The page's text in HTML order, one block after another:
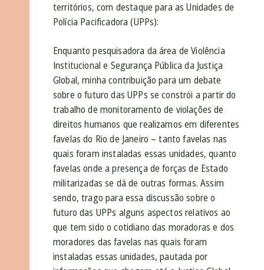
territórios, com destaque para as Unidades de
Polícia Pacificadora (UPPs):
Enquanto pesquisadora da área de Violência
Institucional e Segurança Pública da Justiça
Global, minha contribuição para um debate
sobre o futuro das UPPs se constrói a partir do
trabalho de monitoramento de violações de
direitos humanos que realizamos em diferentes
favelas do Rio de Janeiro – tanto favelas nas
quais foram instaladas essas unidades, quanto
favelas onde a presença de forças de Estado
militarizadas se dá de outras formas. Assim
sendo, trago para essa discussão sobre o
futuro das UPPs alguns aspectos relativos ao
que tem sido o cotidiano das moradoras e dos
moradores das favelas nas quais foram
instaladas essas unidades, pautada por